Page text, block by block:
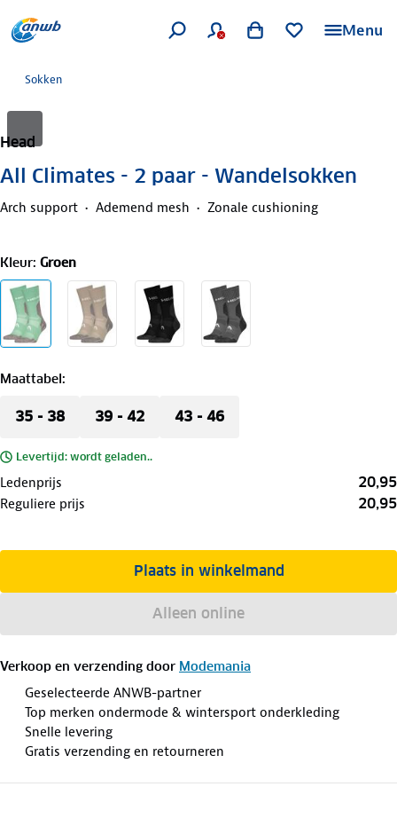
Menu
Sokken
Head
All Climates - 2 paar - Wandelsokken
Arch support Ademend mesh Zonale cushioning
Kleur: Groen
Maattabel:
35 - 38 39 - 42 43 - 46
Levertijd: wordt geladen..
Ledenprijs 20,95
Reguliere prijs 20,95
Plaats in winkelmand
Alleen online
Verkoop en verzending door Modemania
Geselecteerde ANWB-partner
Top merken ondermode & wintersport onderkleding
Snelle levering
Gratis verzending en retourneren